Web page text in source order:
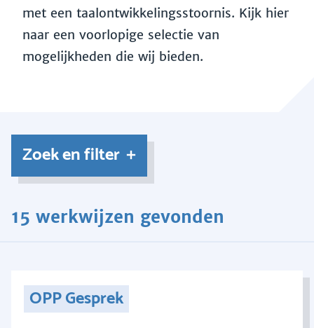
met een taalontwikkelingsstoornis. Kijk hier
naar een voorlopige selectie van
mogelijkheden die wij bieden.
Zoek en filter
15 werkwijzen gevonden
OPP Gesprek